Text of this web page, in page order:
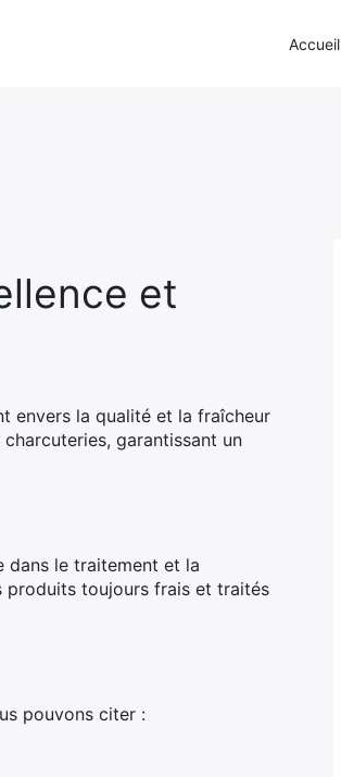
et
envers la qualité et la fraîcheur
garantissant un
dans le traitement et la
produits toujours frais et traités
pouvons citer :
Accueil